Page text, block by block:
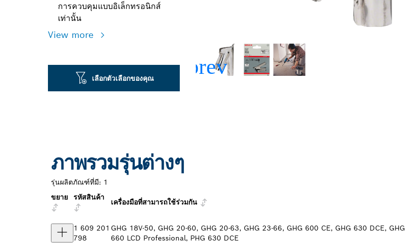
การควบคุมแบบอิเล็กทรอนิกส์
เท่านั้น
View more
เลือกตัวเลือกของคุณ
ภาพรวมรุ่นต่างๆ
รุ่นผลิตภัณฑ์ที่มี: 1
ขยาย
รหัสสินค้า
เครื่องมือที่สามารถใช้ร่วมกัน
1 609 201
798
GHG 18V-50, GHG 20-60, GHG 20-63, GHG 23-66, GHG 600 CE, GHG 630 DCE, GHG
660 LCD Professional, PHG 630 DCE